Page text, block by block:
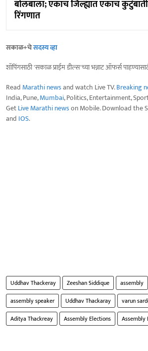
बोलबाला; एकाच जिल्ह्यात एकाच
रिंगणात
सकाळ+चेसदस्य व्हा
शॉपिंगसाठी 'सकाळ प्राईम डील्स'च्या भन्नाट ऑफर्स
Read Marathi newsand watch Live TV.Breaking
India, Pune,Mumbai, Politics, Entertainment,
GetLive Marathi newson Mobile. Download the
and IOS.
Uddhav Thackeray Zeeshan Siddique assembly
assembly speaker
Uddhav Thackaray
varun
Aditya Thackreay
Assembly Elections Assembly